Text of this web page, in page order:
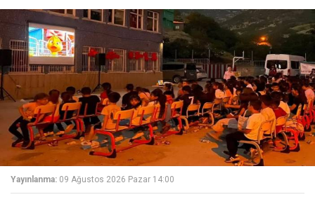
Yayınlanma: 09 Ağustos 2026 Pazar 14:00